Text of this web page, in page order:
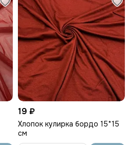
19 ₽
Хлопок кулирка бордо 15*15
см